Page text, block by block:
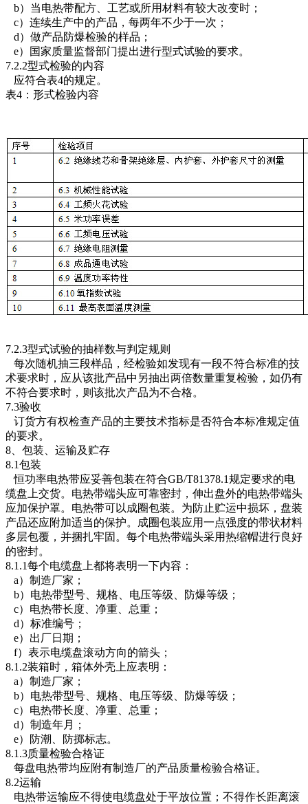
b）当电热带配方、工艺或所用材料有较大改变时；
c）连续生产中的产品，每两年不少于一次；
d）做产品防爆检验的样品；
e）国家质量监督部门提出进行型式试验的要求。
7.2.2型式检验的内容
应符合表4的规定。
表4：形式检验内容
7.2.3型式试验的抽样数与判定规则
每次随机抽三段样品，经检验如发现有一段不符合标准的技
术要求时，应从该批产品中另抽出两倍数量重复检验，如仍有
不符合要求时，则该批次产品为不合格。
7.3验收
订货方有权检查产品的主要技术指标是否符合本标准规定值
的要求。
8、包装、运输及贮存
8.1包装
恒功率电热带应妥善包装在符合GB/T81378.1规定要求的电
缆盘上交货。电热带端头应可靠密封，伸出盘外的电热带端头
应加保护罩。电热带可以成圈包装。为防止贮运中损坏，盘装
产品还应附加适当的保护。成圈包装应用一点强度的带状材料
多层包覆，并捆扎牢固。每个电热带端头采用热缩帽进行良好
的密封。
8.1.1每个电缆盘上都将表明一下内容：
a）制造厂家；
b）电热带型号、规格、电压等级、防爆等级；
c）电热带长度、净重、总重；
d）标准编号；
e）出厂日期；
f）表示电缆盘滚动方向的箭头；
8.1.2装箱时，箱体外壳上应表明：
a）制造厂家；
b）电热带型号、规格、电压等级、防爆等级；
c）电热带长度、净重、总重；
d）制造年月；
e）防潮、防掷标志。
8.1.3质量检验合格证
每盘电热带均应附有制造厂的产品质量检验合格证。
8.2运输
电热带运输应不得使电缆盘处于平放位置；不得作长距离滚